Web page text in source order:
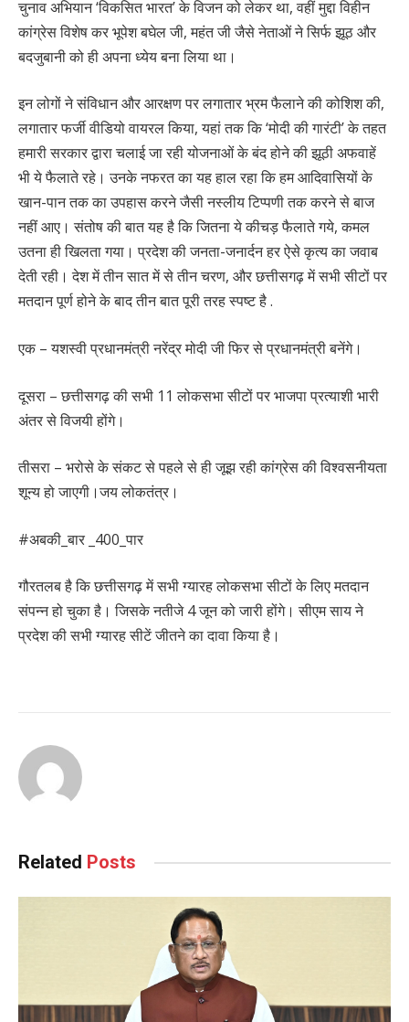
चुनाव अभियान ‘विकसित भारत’ के विजन को लेकर था, वहीं मुद्दा विहीन
कांग्रेस विशेष कर भूपेश बघेल जी, महंत जी जैसे नेताओं ने सिर्फ झूठ और
बदजुबानी को ही अपना ध्येय बना लिया था।
इन लोगों ने संविधान और आरक्षण पर लगातार भ्रम फैलाने की कोशिश की,
लगातार फर्जी वीडियो वायरल किया, यहां तक कि ‘मोदी की गारंटी’ के तहत
हमारी सरकार द्वारा चलाई जा रही योजनाओं के बंद होने की झूठी अफवाहें
भी ये फैलाते रहे। उनके नफरत का यह हाल रहा कि हम आदिवासियों के
खान-पान तक का उपहास करने जैसी नस्लीय टिप्पणी तक करने से बाज
नहीं आए। संतोष की बात यह है कि जितना ये कीचड़ फैलाते गये, कमल
उतना ही खिलता गया। प्रदेश की जनता-जनार्दन हर ऐसे कृत्य का जवाब
देती रही। देश में तीन सात में से तीन चरण, और छत्तीसगढ़ में सभी सीटों पर
मतदान पूर्ण होने के बाद तीन बात पूरी तरह स्पष्ट है .
एक – यशस्वी प्रधानमंत्री नरेंद्र मोदी जी फिर से प्रधानमंत्री बनेंगे।
दूसरा – छत्तीसगढ़ की सभी 11 लोकसभा सीटों पर भाजपा प्रत्याशी भारी
अंतर से विजयी होंगे।
तीसरा – भरोसे के संकट से पहले से ही जूझ रही कांग्रेस की विश्वसनीयता
शून्य हो जाएगी।जय लोकतंत्र।
#अबकी_बार _400_पार
गौरतलब है कि छत्तीसगढ़ में सभी ग्यारह लोकसभा सीटों के लिए मतदान
संपन्न हो चुका है। जिसके नतीजे 4 जून को जारी होंगे। सीएम साय ने
प्रदेश की सभी ग्यारह सीटें जीतने का दावा किया है।
Reading
Related Posts